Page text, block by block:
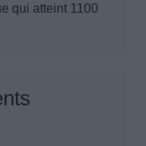
qui atteint 1100